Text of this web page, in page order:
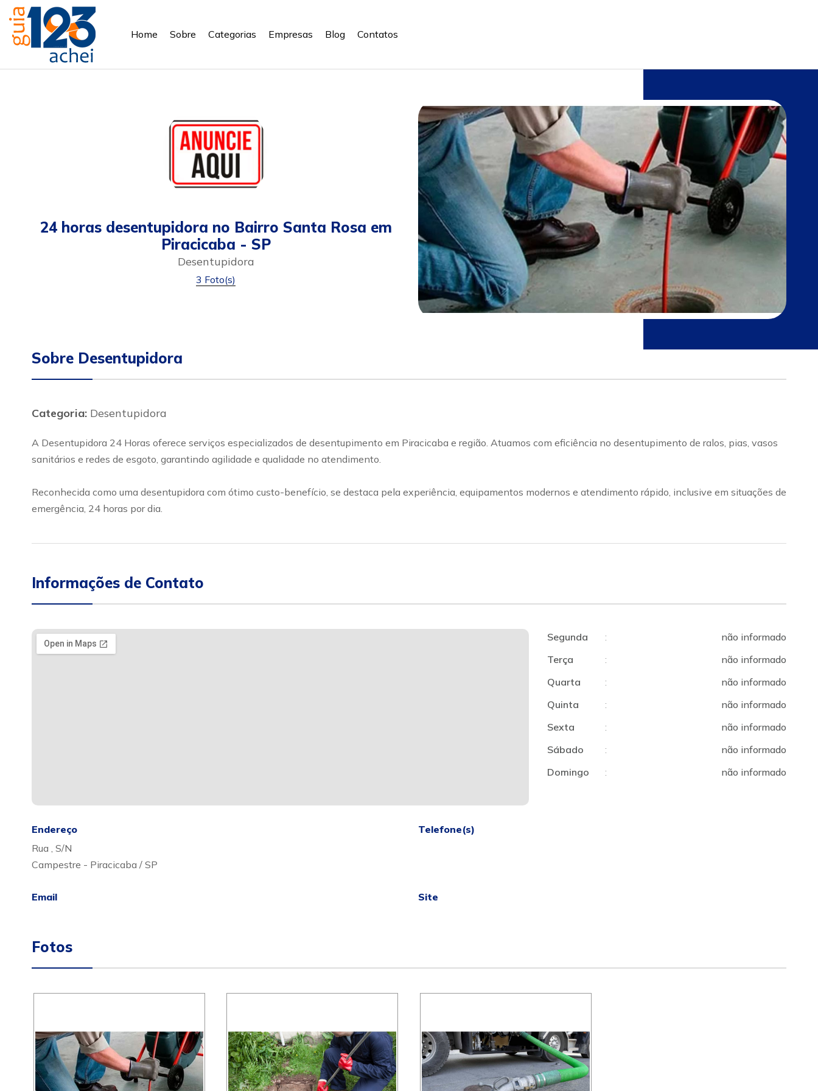
Home Sobre Categorias Empresas Blog Contatos
24 horas desentupidora no Bairro Santa Rosa em
Piracicaba - SP
Desentupidora
3 Foto(s)
Sobre Desentupidora
Categoria: Desentupidora
A Desentupidora 24 Horas oferece serviços especializados de desentupimento em Piracicaba e região. Atuamos com eficiência no desentupimento de ralos, pias, vasos
sanitários e redes de esgoto, garantindo agilidade e qualidade no atendimento.
Reconhecida como uma desentupidora com ótimo custo-benefício, se destaca pela experiência, equipamentos modernos e atendimento rápido, inclusive em situações de
emergência, 24 horas por dia.
Informações de Contato
Segunda :
não informado
Terça
:
não informado
Quarta
:
não informado
Quinta
:
não informado
Sexta
:
não informado
Sábado
:
não informado
Domingo
: não informado
Endereço
Rua , S/N
Campestre - Piracicaba / SP
Telefone(s)
Email Site
Fotos